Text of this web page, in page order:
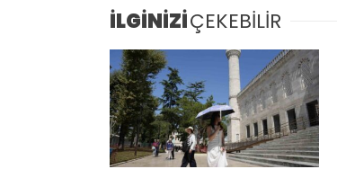
İLGİNİZİÇEKEBİLİR